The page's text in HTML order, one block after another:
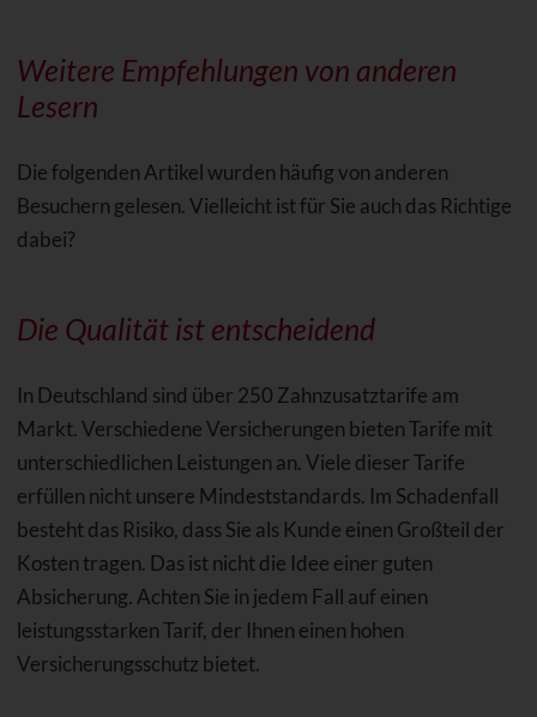
Weitere Empfehlungen von anderen
Lesern
Die folgenden Artikel wurden häufig von anderen
Besuchern gelesen. Vielleicht ist für Sie auch das Richtige
dabei?
Die Qualität ist entscheidend
In Deutschland sind über 250 Zahnzusatztarife am
Markt. Verschiedene Versicherungen bieten Tarife mit
unterschiedlichen Leistungen an. Viele dieser Tarife
erfüllen nicht unsere Mindeststandards. Im Schadenfall
besteht das Risiko, dass Sie als Kunde einen Großteil der
Kosten tragen. Das ist nicht die Idee einer guten
Absicherung. Achten Sie in jedem Fall auf einen
leistungsstarken Tarif, der Ihnen einen hohen
Versicherungsschutz bietet.